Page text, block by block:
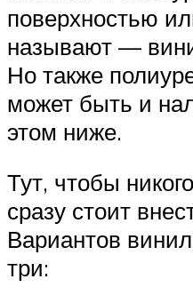
поверхностью
называют —
Но также
может быть и
этом ниже.
Тут, чтобы
сразу стоит
Вариантов
три: